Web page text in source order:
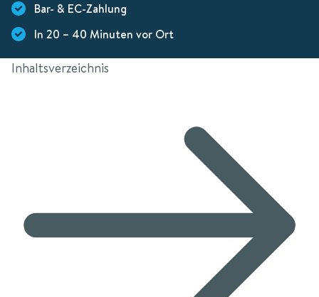
Bar- & EC-Zahlung
In 20 – 40 Minuten vor Ort
Inhaltsverzeichnis